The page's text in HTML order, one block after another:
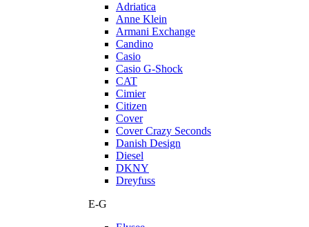
Adriatica
Anne Klein
Armani Exchange
Candino
Casio
Casio G-Shock
CAT
Cimier
Citizen
Cover
Cover Crazy Seconds
Danish Design
Diesel
DKNY
Dreyfuss
E-G